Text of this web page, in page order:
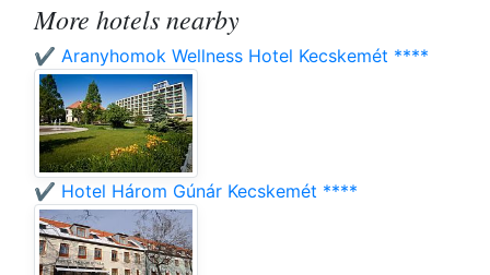
More hotels nearby
✔️ Aranyhomok Wellness Hotel Kecskemét ****
✔️ Hotel Három Gúnár Kecskemét ****